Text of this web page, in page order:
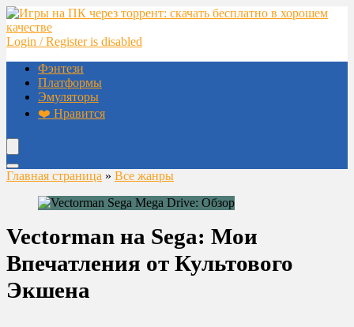
Login / Register is disabled
Фэнтези
Платформы
Эмуляторы
❤️ Нравится
Главная страница » Все жанры
Vectorman на Sega: Мои
Впечатления от Культового
Экшена